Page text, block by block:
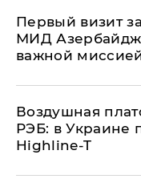
Первый визит
МИД
важной
Воздушная
РЭБ: в Украине
Highline-T